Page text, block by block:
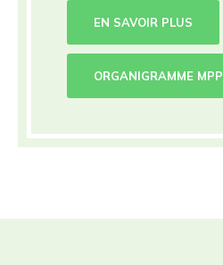
EN SAVOIR PLUS
ORGANIGRAMME MPP